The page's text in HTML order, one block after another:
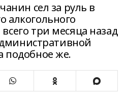
сел за руль в
алкогольного
три месяца назад
подобное же.